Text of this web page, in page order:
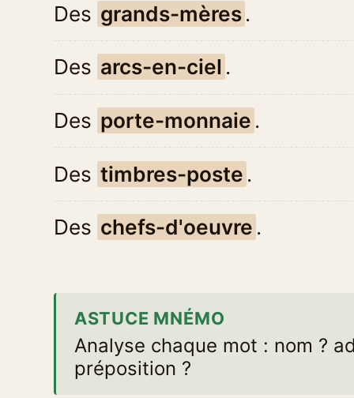
Des grands-mères.
Des arcs-en-ciel .
Des porte-monnaie .
Des timbres-poste .
Des chefs-d'oeuvre .
ASTUCE MNÉMO
Analyse chaque mot : nom ?
préposition ?